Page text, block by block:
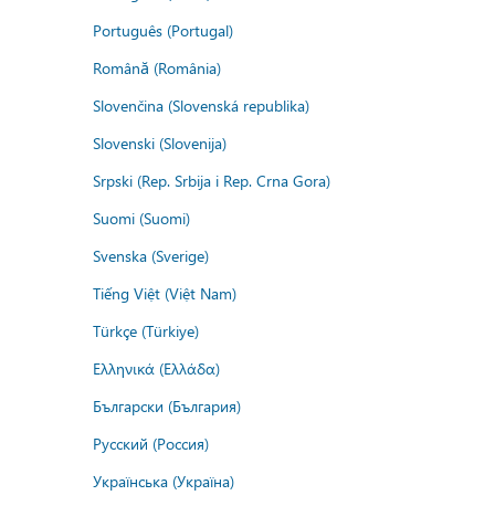
Português (Portugal)
Română (România)
Slovenčina (Slovenská republika)
Slovenski (Slovenija)
Srpski (Rep. Srbija i Rep. Crna Gora)
Suomi (Suomi)
Svenska (Sverige)
Tiếng Việt (Việt Nam)
Türkçe (Türkiye)
Ελληνικά (Ελλάδα)
Български (България)
Русский (Россия)
Українська (Україна)